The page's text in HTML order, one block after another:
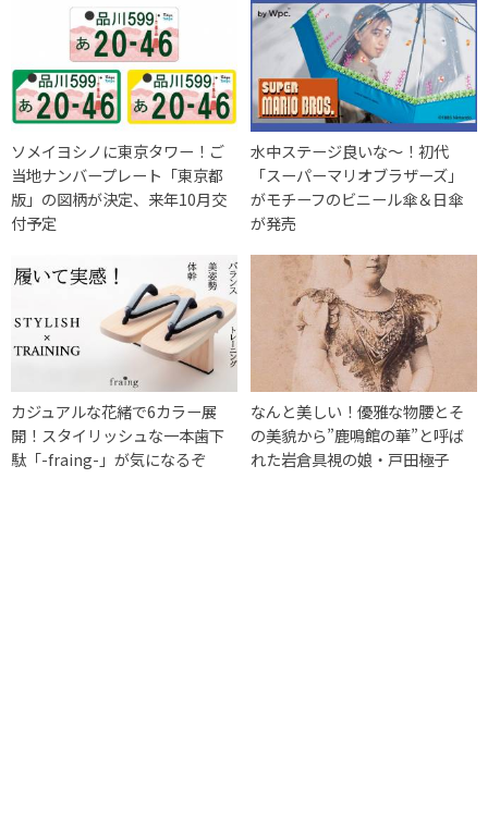
ソメイヨシノに東京タワー！ご
当地ナンバープレート「東京都
版」の図柄が決定、来年10月交
付予定
水中ステージ良いな〜！初代
「スーパーマリオブラザーズ」
がモチーフのビニール傘＆日傘
が発売
カジュアルな花緒で6カラー展
開！スタイリッシュな一本歯下
駄「-fraing-」が気になるぞ
なんと美しい！優雅な物腰とそ
の美貌から”鹿鳴館の華”と呼ば
れた岩倉具視の娘・戸田極子